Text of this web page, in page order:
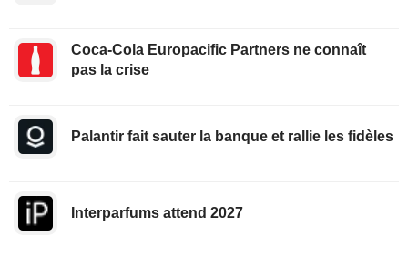
Coca-Cola Europacific Partners ne connaît
pas la crise
Palantir fait sauter la banque et rallie les fidèles
Interparfums attend 2027